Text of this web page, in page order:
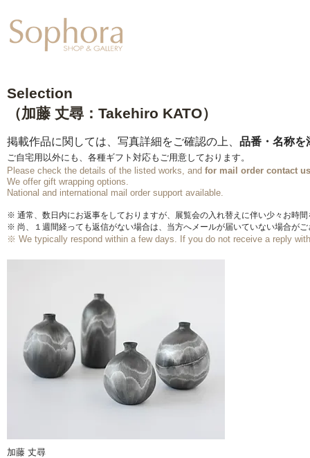
Selection
（加藤 丈尋：Takehiro KATO）
掲載作品に関しては、写真詳細をご確認の上、 品番・名称を
ご自宅用以外にも、各種ギフト対応もご用意しております。
Please check the details of the listed works, and for mail order contact
We offer gift wrapping options.
​National and international mail order support available.
※ 通常、数日内にお返事をしておりますが、展覧会の入れ替えに伴い少々お時
※ 尚、１週間経っても返信がない場合は、当方へメールが届いていない場合が
※ We typically respond within a few days. If you do not receive a reply
加藤 丈尋